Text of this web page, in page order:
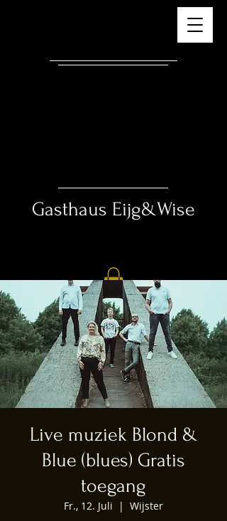
Essen – Trinken – Schlafen
Gasthaus ​ Eijg&Wise
Live muziek Blond &
Blue (blues) Gratis
toegang
Fr., 12. Juli
  |
Wijster